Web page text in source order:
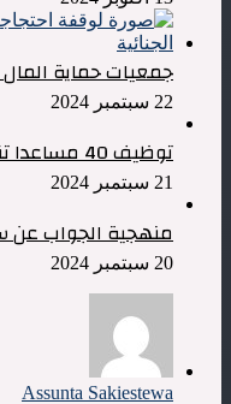
جمعيات حماية
22 سبتمبر 2024
توظيف 40 مساعدا تقنيا في وزارة الصحة
21 سبتمبر 2024
منهجية الجواب عن
20 سبتمبر 2024
Assunta Sakiestewa